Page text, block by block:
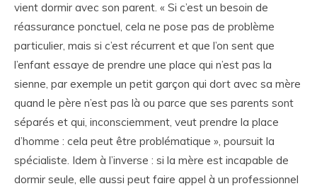
vient dormir avec son parent. « Si c’est un besoin de
réassurance ponctuel, cela ne pose pas de problème
particulier, mais si c’est récurrent et que l’on sent que
l’enfant essaye de prendre une place qui n’est pas la
sienne, par exemple un petit garçon qui dort avec sa mère
quand le père n’est pas là ou parce que ses parents sont
séparés et qui, inconsciemment, veut prendre la place
d’homme : cela peut être problématique », poursuit la
spécialiste. Idem à l’inverse : si la mère est incapable de
dormir seule, elle aussi peut faire appel à un professionnel